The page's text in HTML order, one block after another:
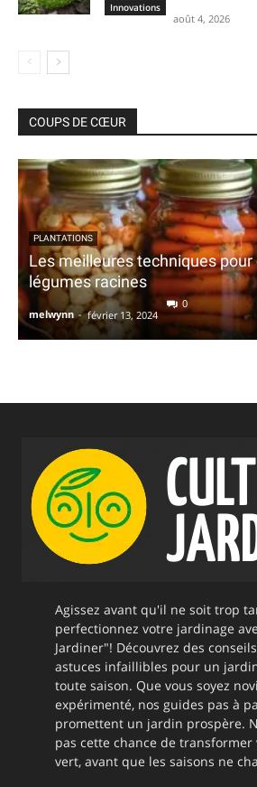
Innovations
août 4, 2026
COUPS DE CŒUR
PLANTATIONS
Les meilleures techniques
légumes racines
melwynn - février 13, 2024
0
Agissez avant qu'il ne soit trop
perfectionnez votre jardinage
Jardiner"! Découvrez des
astuces infaillibles pour un
toute saison. Que vous soyez
expérimenté, nos guides pas à
promettent un jardin prospère.
pas cette chance de transformer
vert, avant que les saisons ne